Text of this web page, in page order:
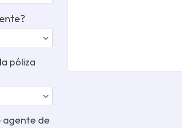
póliza
agente de